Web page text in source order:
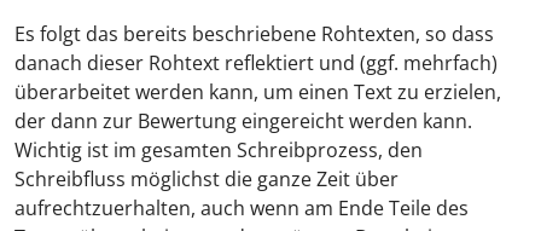
Es folgt das bereits beschriebene Rohtexten, so dass
danach dieser Rohtext reflektiert und (ggf. mehrfach)
überarbeitet werden kann, um einen Text zu erzielen,
der dann zur Bewertung eingereicht werden kann.
Wichtig ist im gesamten Schreibprozess, den
Schreibfluss möglichst die ganze Zeit über
aufrechtzuerhalten, auch wenn am Ende Teile des